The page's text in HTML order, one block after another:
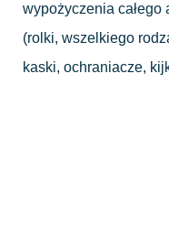
wypożyczenia całego
(rolki, wszelkiego
kaski, ochraniacze,